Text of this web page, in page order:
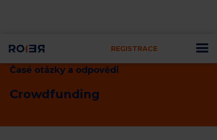
REGISTRACE
Časé otázky a odpovědi
Crowdfunding